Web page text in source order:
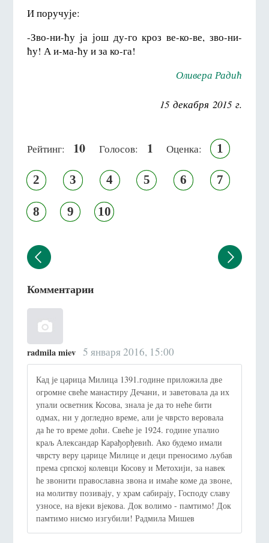
И поручује:
-Зво-ни-ћу ја још ду-го кроз ве-ко-ве, зво-ни-
ћу! А и-ма-ћу и за ко-га!
Оливера Радић
15 декабря 2015 г.
Рейтинг: 10 Голосов: 1 Оценка: 1
2 3 4 5 6 7
8 9 10
Комментарии
radmila miev 5 января 2016, 15:00
Кад је царица Милица 1391.године приложила две
огромне свеће манастиру Дечани, и заветовала да их
упали осветник Косова, знала је да то неће бити
одмах, ни у догледно време, али је чврсто веровала
да ће то време доћи. Свеће је 1924. године упалио
краљ Александар Карађорђевић. Ако будемо имали
чврсту веру царице Милице и деци преносимо љубав
према српској колевци Косову и Метохији, за навек
ће звонити православна звона и имаће коме да звоне,
на молитву позивају, у храм сабирају, Господу славу
узносе, на вјеки вјекова. Док волимо - памтимо! Док
памтимо нисмо изгубили! Радмила Мишев